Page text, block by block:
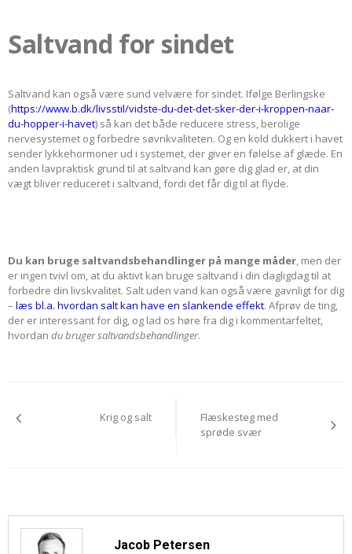
Saltvand for sindet
Saltvand kan også være sund velvære for sindet. Ifølge Berlingske
(https://www.b.dk/livsstil/vidste-du-det-det-sker-der-i-kroppen-naar-
du-hopper-i-havet) så kan det både reducere stress, berolige
nervesystemet og forbedre søvnkvaliteten. Og en kold dukkert i havet
sender lykkehormoner ud i systemet, der giver en følelse af glæde. En
anden lavpraktisk grund til at saltvand kan gøre dig glad er, at din
vægt bliver reduceret i saltvand, fordi det får dig til at flyde.
Du kan bruge saltvandsbehandlinger på mange måder, men der
er ingen tvivl om, at du aktivt kan bruge saltvand i din dagligdag til at
forbedre din livskvalitet. Salt uden vand kan også være gavnligt for dig
– læs bl.a. hvordan salt kan have en slankende effekt. Afprøv de ting,
der er interessant for dig, og lad os høre fra dig i kommentarfeltet,
hvordan du bruger saltvandsbehandlinger.
Krig og salt
Flæskesteg med
sprøde svær
Jacob Petersen